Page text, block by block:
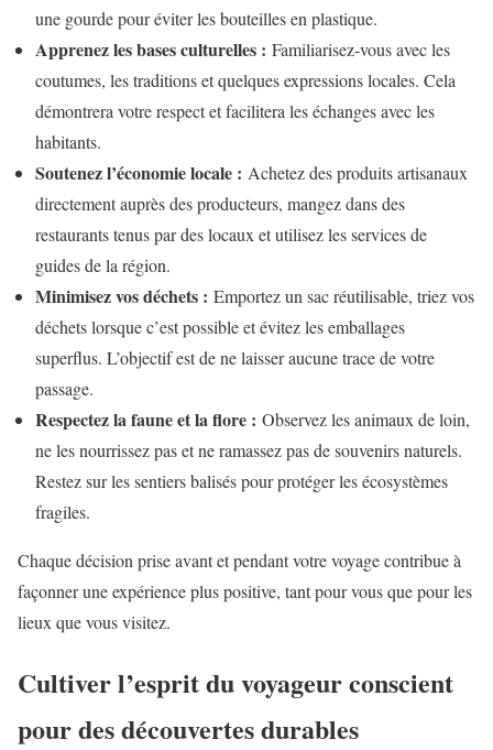
une gourde pour éviter les bouteilles en plastique.
Apprenez les bases culturelles : Familiarisez-vous avec les
coutumes, les traditions et quelques expressions locales. Cela
démontrera votre respect et facilitera les échanges avec les
habitants.
Soutenez l’économie locale : Achetez des produits artisanaux
directement auprès des producteurs, mangez dans des
restaurants tenus par des locaux et utilisez les services de
guides de la région.
Minimisez vos déchets : Emportez un sac réutilisable, triez vos
déchets lorsque c’est possible et évitez les emballages
superflus. L’objectif est de ne laisser aucune trace de votre
passage.
Respectez la faune et la flore : Observez les animaux de loin,
ne les nourrissez pas et ne ramassez pas de souvenirs naturels.
Restez sur les sentiers balisés pour protéger les écosystèmes
fragiles.
Chaque décision prise avant et pendant votre voyage contribue à
façonner une expérience plus positive, tant pour vous que pour les
lieux que vous visitez.
Cultiver l’esprit du voyageur conscient
pour des découvertes durables